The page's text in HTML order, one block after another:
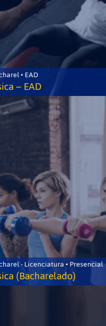
• EAD
– EAD
- Licenciatura • Presencial
(Bacharelado)